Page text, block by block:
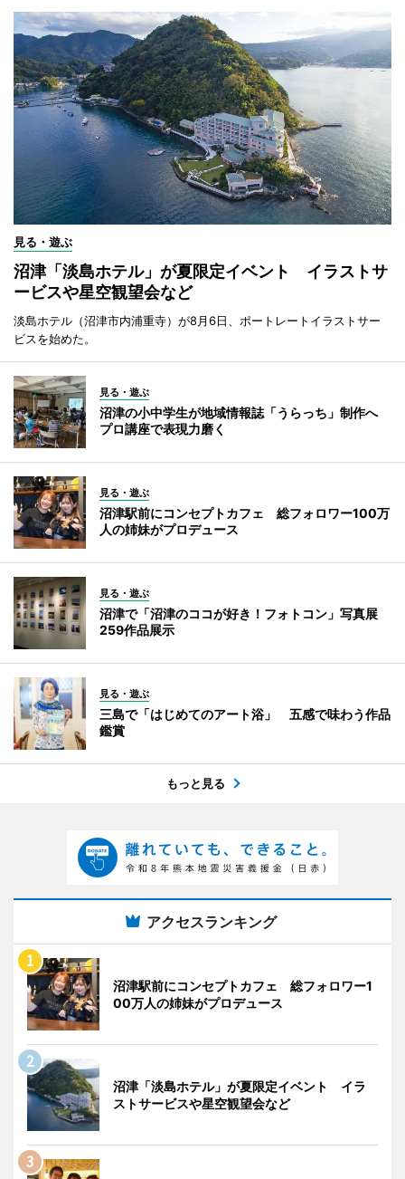
見る・遊ぶ
沼津「淡島ホテル」が夏限定イベント イラストサ
ービスや星空観望会など
淡島ホテル（沼津市内浦重寺）が8月6日、ポートレートイラストサー
ビスを始めた。
見る・遊ぶ
沼津の小中学生が地域情報誌「うらっち」制作へ
プロ講座で表現力磨く
見る・遊ぶ
沼津駅前にコンセプトカフェ 総フォロワー100万
人の姉妹がプロデュース
見る・遊ぶ
沼津で「沼津のココが好き！フォトコン」写真展
259作品展示
見る・遊ぶ
三島で「はじめてのアート浴」 五感で味わう作品
鑑賞
もっと見る
アクセスランキング
沼津駅前にコンセプトカフェ 総フォロワー1
00万人の姉妹がプロデュース
沼津「淡島ホテル」が夏限定イベント イラ
ストサービスや星空観望会など